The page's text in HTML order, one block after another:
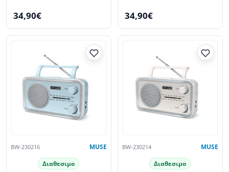
34,90€ 34,90€
BW-230216 MUSE
Διαθεσιμο
BW-230214 MUSE
Διαθεσιμο